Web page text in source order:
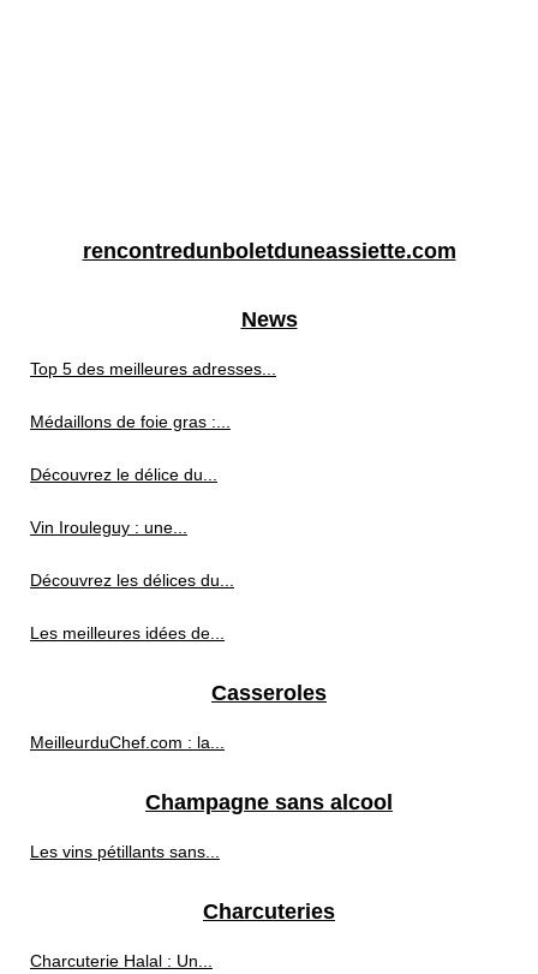
rencontredunboletduneassiette.com
News
Top 5 des meilleures adresses...
Médaillons de foie gras :...
Découvrez le délice du...
Vin Irouleguy : une...
Découvrez les délices du...
Les meilleures idées de...
Casseroles
MeilleurduChef.com : la...
Champagne sans alcool
Les vins pétillants sans...
Charcuteries
Charcuterie Halal : Un...